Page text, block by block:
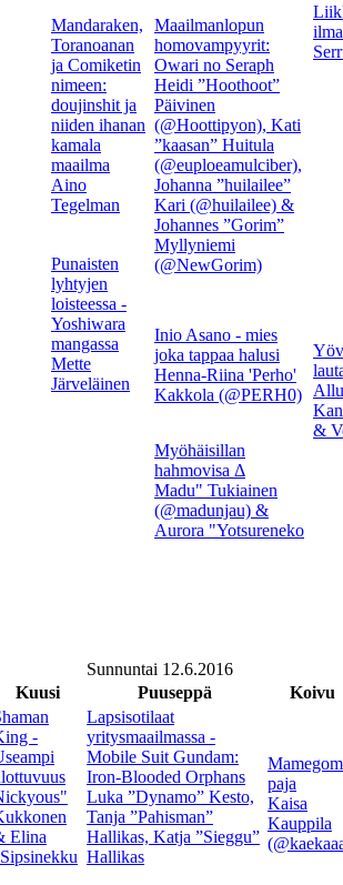
Mandaraken,
Toranoanan
ja Comiketin
nimeen:
doujinshit ja
niiden ihanan
kamala
maailma
Aino
Tegelman
Maailmanlopun
homovampyyrit:
Owari no Seraph
Heidi ”Hoothoot”
Päivinen
(@Hoottipyon), Kati
”kaasan” Huitula
(@euploeamulciber),
Johanna ”huilailee”
Kari (@huilailee) &
Johannes ”Gorim”
Myllyniemi
(@NewGorim)
&
Punaisten
lyhtyjen
loisteessa -
Yoshiwara
mangassa
Mette
Järveläinen
Inio Asano - mies
joka tappaa halusi
Henna-Riina 'Perho'
Kakkola (@PERH0)
Myöhäisillan
hahmovisa Δ
Madu" Tukiainen
(@madunjau) &
Aurora "Yotsureneko
Sunnuntai 12.6.2016
Kuusi Puuseppä Koivu
-
Elina
Lapsisotilaat
yritysmaailmassa -
Mobile Suit Gundam:
Iron-Blooded Orphans
Luka ”Dynamo” Kesto,
Tanja ”Pahisman”
Hallikas, Katja ”Sieggu”
Hallikas
paja
Kaisa
Kauppila